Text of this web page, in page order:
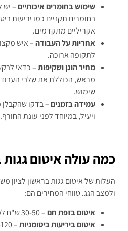
שימוש בחומרים איכותיים–
בחומרים תקניים כמו יריעות
אקריליים מתקדמים.
אחריות על העבודה– איש
לתקופה ארוכה.
מחיר הוגן ושקיפות– כדאי
מראש, הכוללת את שלבי
שימוש.
עמידה בזמנים– בדקו
ויעיל, במיוחד לפני עונת החורף.
כמה עולה איטום גגות
העלות של איטום גגות בראשון לציון
ולמצב הגג. טווחי המחירים הם:
איטום בזפת חם– 30-50 ש"ח למ"ר
איטום ביריעות ביטומניות– 80-120 ש"ח למ"ר